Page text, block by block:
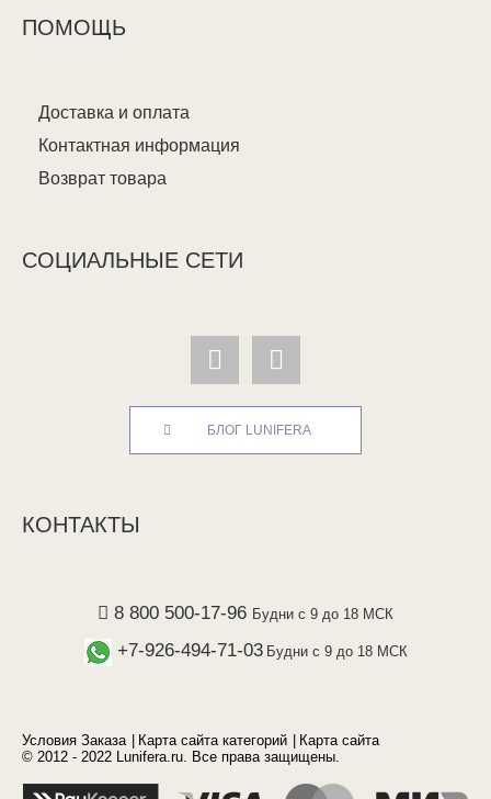
ПОМОЩЬ
Доставка и оплата
Контактная информация
Возврат товара
СОЦИАЛЬНЫЕ СЕТИ
БЛОГ LUNIFERA
КОНТАКТЫ
8 800 500-17-96 Будни с 9 до 18 МСК
+7-926-494-71-03 Будни с 9 до 18 МСК
Условия Заказа Карта сайта категорий
Карта сайта
© 2012 - 2022 Lunifera.ru. Все права защищены.